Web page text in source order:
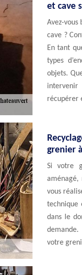
et cave
Avez-vous
cave ?
En tant
types
objets.
intervenir
récupérer
grenier
Si votre
vous
technique
dans le
votre